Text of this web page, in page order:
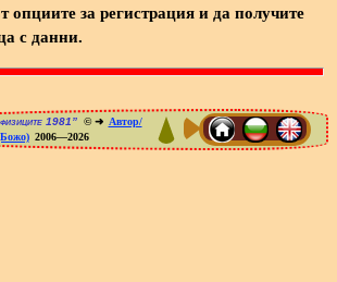
опциите за регистрация и да получите
с данни.
1981”© ➜ Автор/
2006—2026